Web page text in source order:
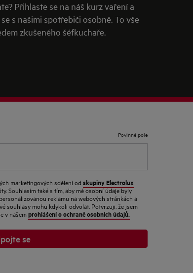
Přihlaste se na náš kurz vaření a
s našimi spotřebiči osobně. To vše
zkušeného šéfkuchaře.
Povinné pole
marketingových sdělení od skupiny Electrolux
Souhlasím také s tím, aby mé osobní údaje byly
reklamu na webových stránkách a
souhlasy mohu kdykoli odvolat. Potvrzuji, že jsem
v našemprohlášení o ochraně osobních údajů.
se